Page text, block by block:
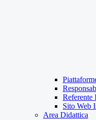
Referente
Sito Web
Area Didattica